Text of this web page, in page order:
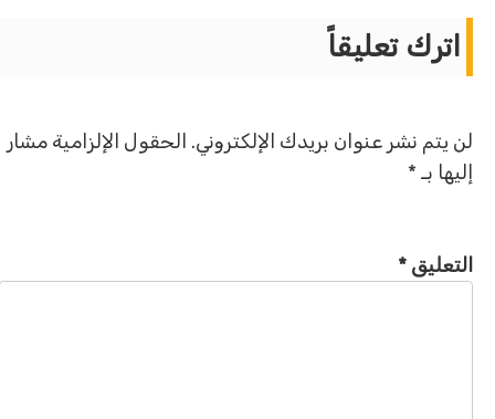
اترك تعليقاً
لن يتم نشر عنوان بريدك الإلكتروني. الحقول الإلزامية مشار
إليها بـ *
التعليق*